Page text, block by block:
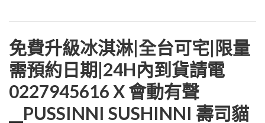
免費升級冰淇淋|全台可宅|限量
需預約日期|24H內到貨請電
0227945616 X 會動有聲
__PUSSINNI SUSHINNI 壽司貓